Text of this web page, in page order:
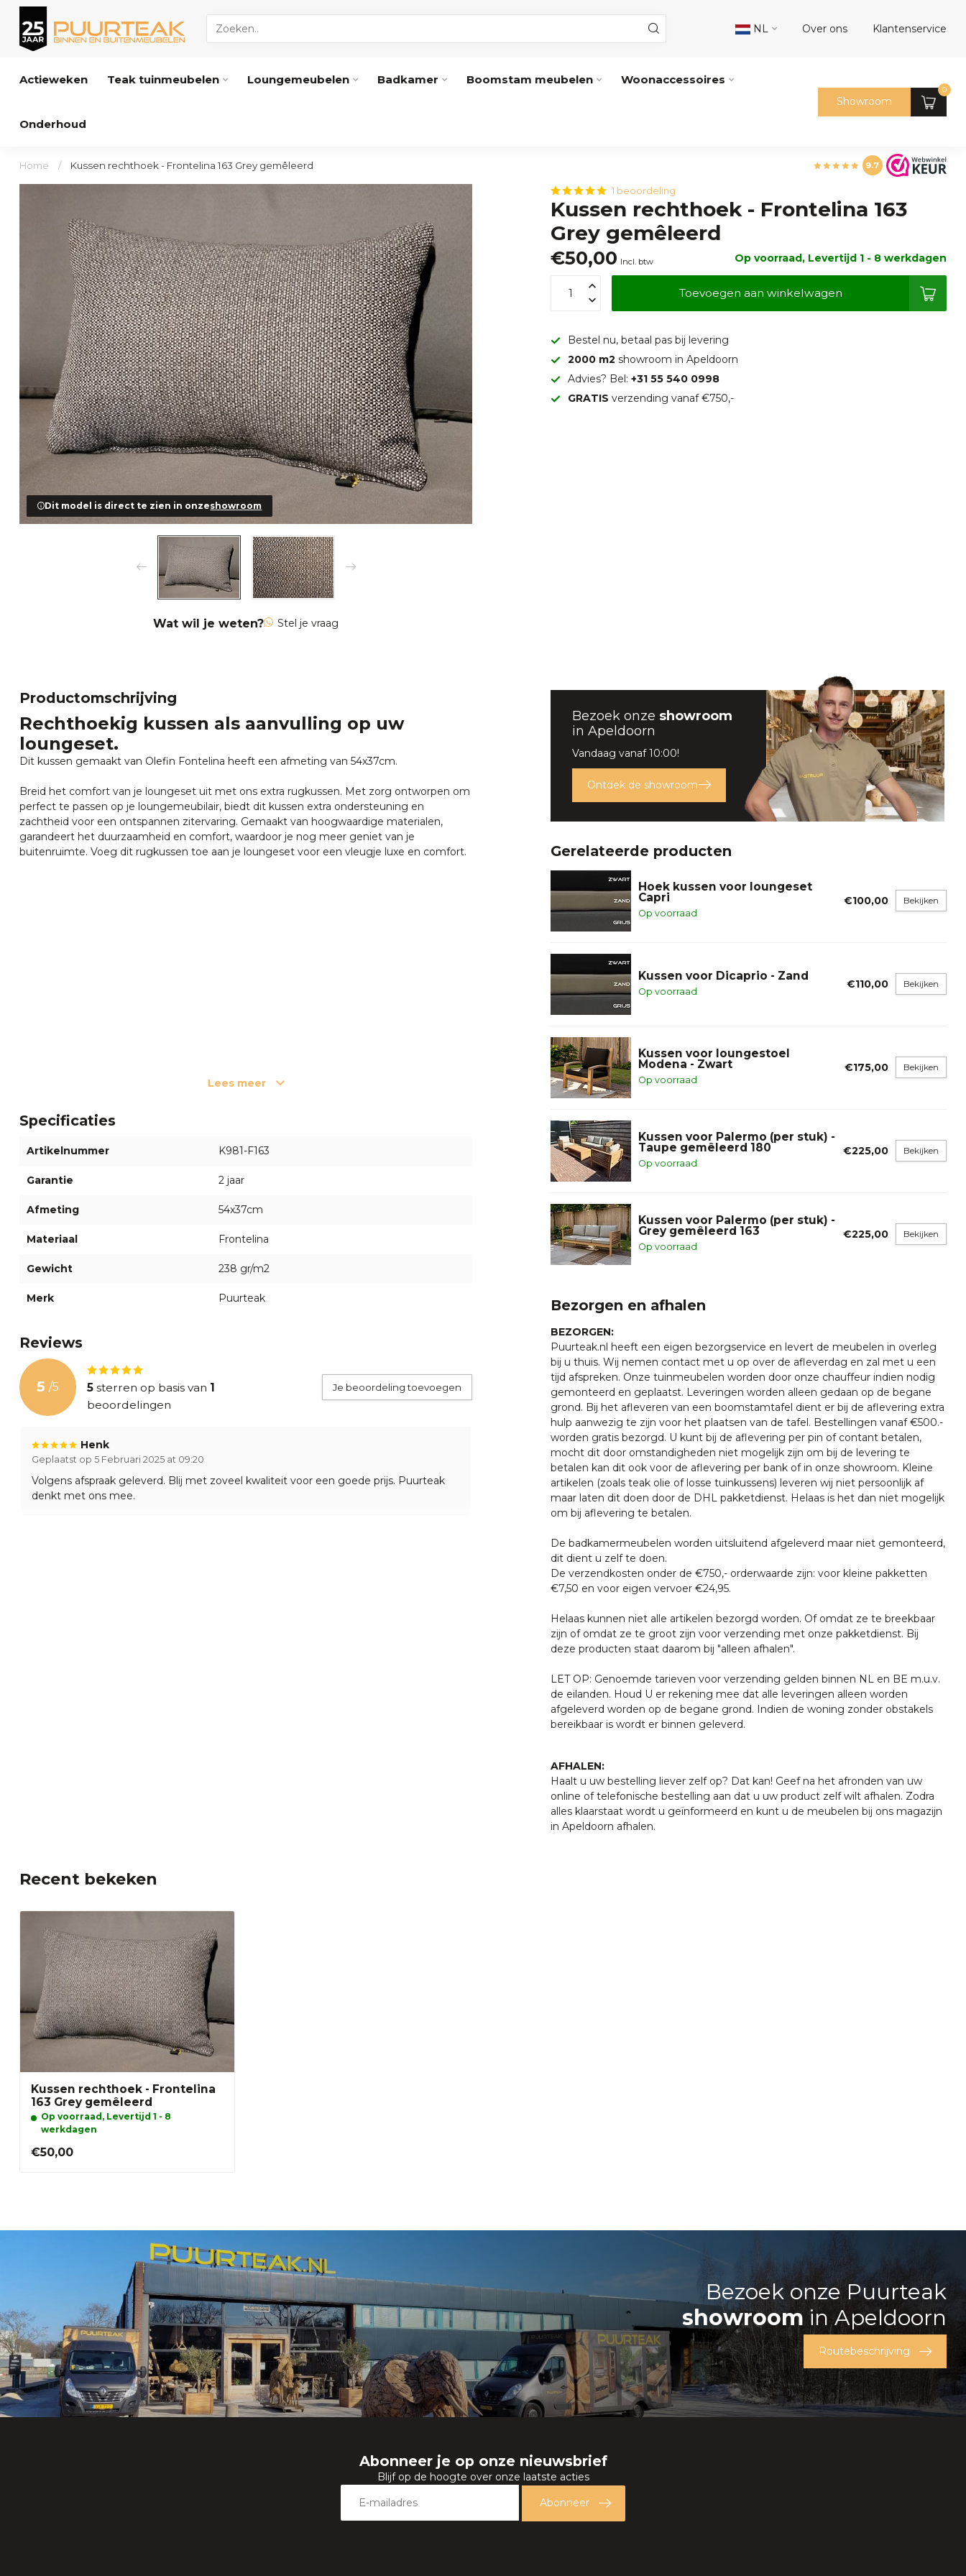
NL Over ons Klantenservice
Actieweken Teak tuinmeubelen Loungemeubelen Badkamer Boomstam meubelen Woonaccessoires
Onderhoud
Showroom
0
Home / Kussen rechthoek - Frontelina 163 Grey gemêleerd 9.7
Dit model is direct te zien in onzeshowroom
Wat wil je weten? Stel je vraag
1 beoordeling
Kussen rechthoek - Frontelina 163
Grey gemêleerd
€50,00 Incl. btw Op voorraad, Levertijd 1 - 8 werkdagen
Toevoegen aan winkelwagen
Bestel nu, betaal pas bij levering
2000 m2showroom in Apeldoorn
Advies? Bel:+31 55 540 0998
GRATIS verzending vanaf €750,-
Productomschrijving
Rechthoekig kussen als aanvulling op uw
loungeset.
Dit kussen gemaakt van Olefin Fontelina heeft een afmeting van 54x37cm.
Breid het comfort van je loungeset uit met ons extra rugkussen. Met zorg ontworpen om
perfect te passen op je loungemeubilair, biedt dit kussen extra ondersteuning en
zachtheid voor een ontspannen zitervaring. Gemaakt van hoogwaardige materialen,
garandeert het duurzaamheid en comfort, waardoor je nog meer geniet van je
buitenruimte. Voeg dit rugkussen toe aan je loungeset voor een vleugje luxe en comfort.
Lees meer
Specificaties
Artikelnummer K981-F163
Garantie 2 jaar
Afmeting 54x37cm
Materiaal Frontelina
Gewicht 238 gr/m2
Merk Puurteak
Reviews
5 /5 5 sterren op basis van 1
beoordelingen
Je beoordeling toevoegen
Henk
Geplaatst op 5 Februari 2025 at 09:20
Volgens afspraak geleverd. Blij met zoveel kwaliteit voor een goede prijs. Puurteak
denkt met ons mee.
Bezoek onze showroom
in Apeldoorn
Vandaag vanaf 10:00!
Ontdek de showroom
Gerelateerde producten
Hoek kussen voor loungeset
Capri
Op voorraad
€100,00 Bekijken
Kussen voor Dicaprio - Zand
Op voorraad
€110,00 Bekijken
Kussen voor loungestoel
Modena - Zwart
Op voorraad
€175,00 Bekijken
Kussen voor Palermo (per stuk) -
Taupe gemêleerd 180
Op voorraad
€225,00 Bekijken
Kussen voor Palermo (per stuk) -
Grey gemêleerd 163
Op voorraad
€225,00 Bekijken
Bezorgen en afhalen
BEZORGEN:
Puurteak.nl heeft een eigen bezorgservice en levert de meubelen in overleg
bij u thuis. Wij nemen contact met u op over de afleverdag en zal met u een
tijd afspreken. Onze tuinmeubelen worden door onze chauffeur indien nodig
gemonteerd en geplaatst. Leveringen worden alleen gedaan op de begane
grond. Bij het afleveren van een boomstamtafel dient er bij de aflevering extra
hulp aanwezig te zijn voor het plaatsen van de tafel. Bestellingen vanaf €500.-
worden gratis bezorgd. U kunt bij de aflevering per pin of contant betalen,
mocht dit door omstandigheden niet mogelijk zijn om bij de levering te
betalen kan dit ook voor de aflevering per bank of in onze showroom. Kleine
artikelen (zoals teak olie of losse tuinkussens) leveren wij niet persoonlijk af
maar laten dit doen door de DHL pakketdienst. Helaas is het dan niet mogelijk
om bij aflevering te betalen.
De badkamermeubelen worden uitsluitend afgeleverd maar niet gemonteerd,
dit dient u zelf te doen.
De verzendkosten onder de €750,- orderwaarde zijn: voor kleine pakketten
€7,50 en voor eigen vervoer €24,95.
Helaas kunnen niet alle artikelen bezorgd worden. Of omdat ze te breekbaar
zijn of omdat ze te groot zijn voor verzending met onze pakketdienst. Bij
deze producten staat daarom bij "alleen afhalen".
LET OP: Genoemde tarieven voor verzending gelden binnen NL en BE m.u.v.
de eilanden. Houd U er rekening mee dat alle leveringen alleen worden
afgeleverd worden op de begane grond. Indien de woning zonder obstakels
bereikbaar is wordt er binnen geleverd.
AFHALEN:
Haalt u uw bestelling liever zelf op? Dat kan! Geef na het afronden van uw
online of telefonische bestelling aan dat u uw product zelf wilt afhalen. Zodra
alles klaarstaat wordt u geïnformeerd en kunt u de meubelen bij ons magazijn
in Apeldoorn afhalen.
Recent bekeken
Kussen rechthoek - Frontelina
163 Grey gemêleerd
Op voorraad, Levertijd 1 - 8
werkdagen
€50,00
Bezoek onze Puurteak
showroomin Apeldoorn
Routebeschrijving
Abonneer je op onze nieuwsbrief
Blijf op de hoogte over onze laatste acties
Abonneer